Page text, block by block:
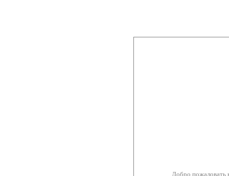
Добро пожаловать